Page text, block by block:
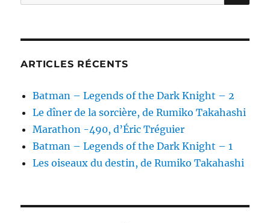
pour :
ARTICLES RÉCENTS
Batman – Legends of the Dark Knight – 2
Le dîner de la sorcière, de Rumiko Takahashi
Marathon -490, d’Éric Tréguier
Batman – Legends of the Dark Knight – 1
Les oiseaux du destin, de Rumiko Takahashi